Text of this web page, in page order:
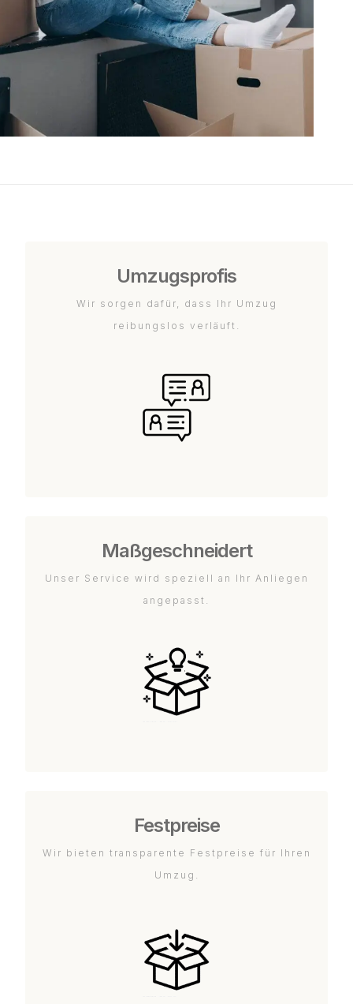
Umzugsprofis
Wir sorgen dafür, dass Ihr Umzug
reibungslos verläuft.
Maßgeschneidert
Unser Service wird speziell an Ihr Anliegen
angepasst.
Festpreise
Wir bieten transparente Festpreise für Ihren
Umzug.